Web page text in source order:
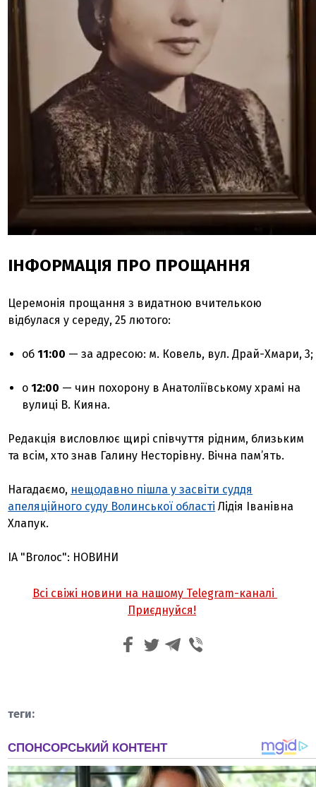
ІНФОРМАЦІЯ ПРО ПРОЩАННЯ
Церемонія прощання з видатною вчителькою
відбулася у середу, 25 лютого:
об11:00 — за адресою: м. Ковель, вул. Драй-Хмари, 3;
о12:00 — чин похорону в Анатоліївському храмі на
вулиці В. Кияна.
Редакція висловлює щирі співчуття рідним, близьким
та всім, хто знав Галину Несторівну. Вічна пам’ять.
Нагадаємо, нещодавно пішла у засвіти суддя
апеляційного суду Волинської області Лідія Іванівна
Хлапук.
ІА "Вголос": НОВИНИ
Всі свіжі новини на нашому Telegram-каналі
Приєднуйся!